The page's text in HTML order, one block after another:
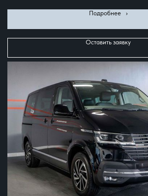
Подробнее⠀›
Оставить заявку